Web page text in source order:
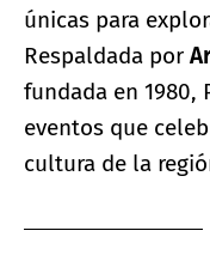
únicas para
Respaldada por
fundada en 1980,
eventos que
cultura de la